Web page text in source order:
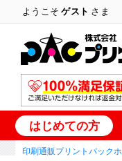
ようこそゲスト さま
はじめての方
印刷通販プリントパック